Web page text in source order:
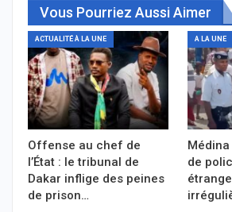
Vous Pourriez Aussi Aimer
ACTUALITÉ À LA UNE
Offense au chef de
l’État : le tribunal de
Dakar inflige des peines
de prison…
A LA UNE
de